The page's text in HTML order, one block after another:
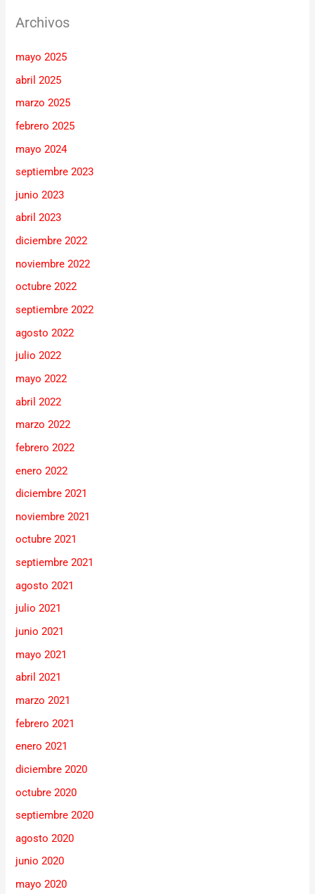
Archivos
mayo 2025
abril 2025
marzo 2025
febrero 2025
mayo 2024
septiembre 2023
junio 2023
abril 2023
diciembre 2022
noviembre 2022
octubre 2022
septiembre 2022
agosto 2022
julio 2022
mayo 2022
abril 2022
marzo 2022
febrero 2022
enero 2022
diciembre 2021
noviembre 2021
octubre 2021
septiembre 2021
agosto 2021
julio 2021
junio 2021
mayo 2021
abril 2021
marzo 2021
febrero 2021
enero 2021
diciembre 2020
octubre 2020
septiembre 2020
agosto 2020
junio 2020
mayo 2020